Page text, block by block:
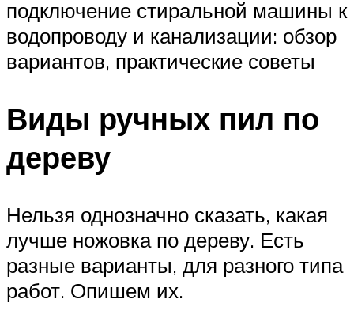
подключение стиральной машины к
водопроводу и канализации: обзор
вариантов, практические советы
Виды ручных пил по
дереву
Нельзя однозначно сказать, какая
лучше ножовка по дереву. Есть
разные варианты, для разного типа
работ. Опишем их.